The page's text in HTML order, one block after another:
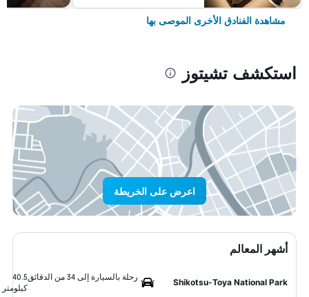
مشاهدة الفنادق الأخرى الموصى بها
استكشف تشيتوز
اعرض على الخريطة
أشهر المعالم
Shikotsu-Toya National Park
رحلة بالسيارة إلى 34 من الدقائق
40.5
كيلومتر